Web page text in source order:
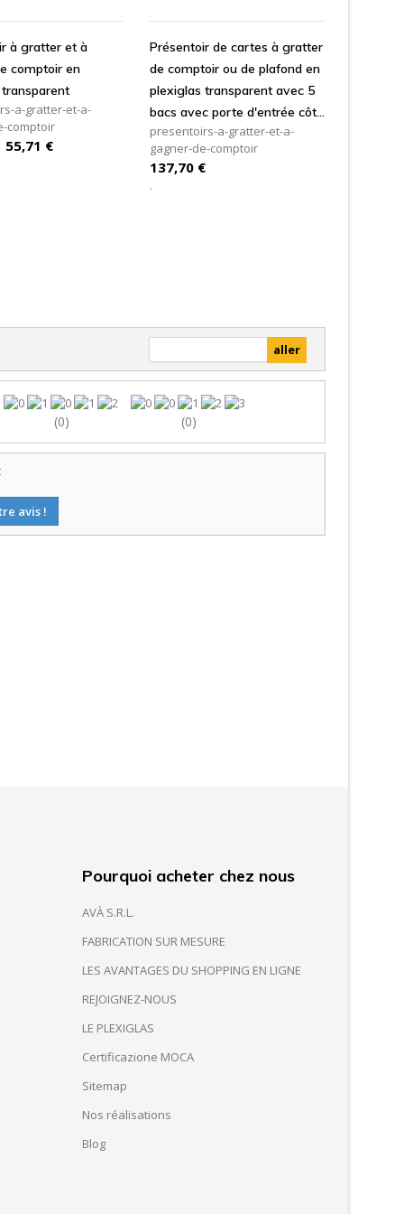
à gratter et à
comptoir en
a-gratter-et-a-
comptoir
Prix
55,71 €
Présentoir de cartes à gratter
de comptoir ou de plafond en
plexiglas transparent avec 5
bacs avec porte d'entrée côté
commerçant - Dimensions :
14x17x H75 cm
presentoirs-a-gratter-et-a-
gagner-de-comptoir
Prix
137,70 €
.
(0) (0)
avis !
Pourquoi acheter chez nous
AVÀ S.R.L.
FABRICATION SUR MESURE
LES AVANTAGES DU SHOPPING EN LIGNE
REJOIGNEZ-NOUS
LE PLEXIGLAS
Certificazione MOCA
Sitemap
Nos réalisations
Blog